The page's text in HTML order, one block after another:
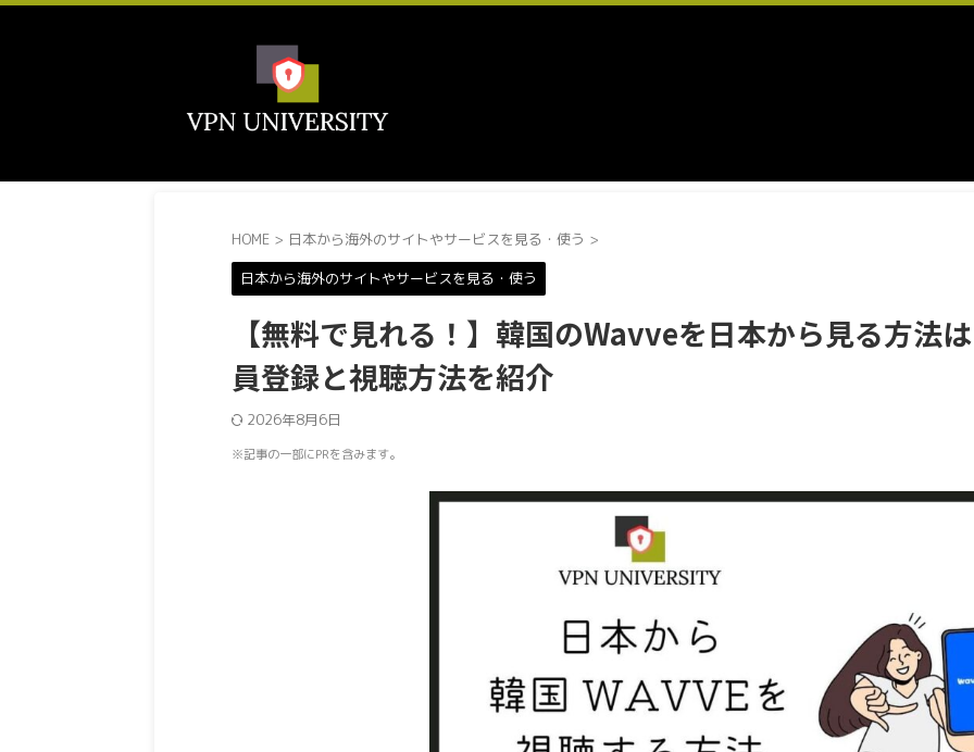
HOME > 日本から海外のサイトやサービスを見る・使う >
日本から海外のサイトやサービスを見る・使う
【無料で見れる！】韓国のWavveを日本から見る方法
員登録と視聴方法を紹介
2026年8月6日
※記事の一部にPRを含みます。